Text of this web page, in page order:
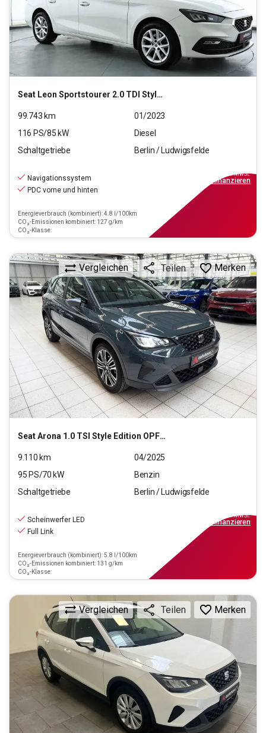
Seat Leon Sportstourer 2.0 TDI Style (EURO 6d)
99.743 km
01/2023
116 PS/85 kW
Diesel
Schaltgetriebe
Berlin / Ludwigsfelde
Navigationssystem
PDC vorne und hinten
Energieverbrauch (kombiniert): 4.8 l/100km
CO₂-Emissionen kombiniert: 127 g/km
CO₂-Klasse:
inkl.MwSt.
finanzieren
SeatArona 1.0 TSI Style Edition OPF (EURO 6e)
Vergleichen Teilen Merken
9.110 km
04/2025
95 PS/70 kW
Benzin
Schaltgetriebe
Berlin / Ludwigsfelde
Scheinwerfer LED
Full Link
Energieverbrauch (kombiniert): 5.8 l/100km
CO₂-Emissionen kombiniert: 131 g/km
CO₂-Klasse:
inkl.MwSt.
finanzieren
Vergleichen Teilen Merken